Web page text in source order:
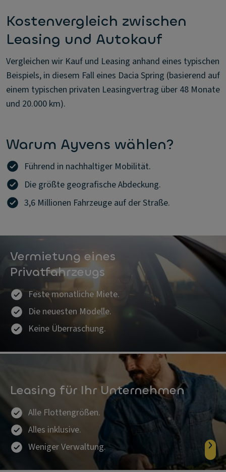
Kostenvergleich zwischen
Leasing und Autokauf
Vergleichen wir Kauf und Leasing anhand eines typischen
Beispiels, in diesem Fall eines Dacia Spring (basierend auf
einem typischen privaten Leasingvertrag über 48 Monate
und 20.000 km).
Warum Ayvens wählen?
Führend in nachhaltiger Mobilität.
Die größte geografische Abdeckung.
3,6 Millionen Fahrzeuge auf der Straße.​
Vermietung eines
Privatfahrzeugs
Feste monatliche Miete.
Die neuesten Modelle.
Keine Überraschung.
Leasing für Ihr Unternehmen
Alle Flottengrößen.
Alles inklusive.
Weniger Verwaltung.